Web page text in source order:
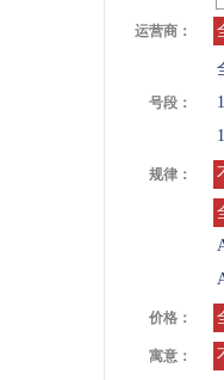
运营商：
号段：
规律：
价格：
寓意：